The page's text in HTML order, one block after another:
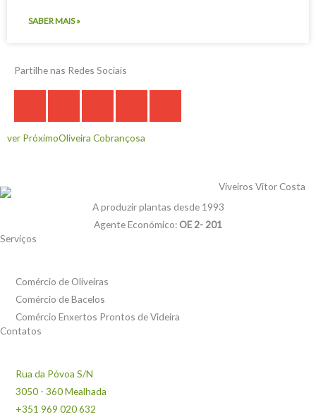
SABER MAIS »
Partilhe nas Redes Sociais
ver PróximoOliveira Cobrançosa
A produzir plantas desde 1993
Agente Económico:OE 2- 201
Serviços
Comércio de Oliveiras
Comércio de Bacelos
Comércio Enxertos Prontos de Videira
Contatos
Rua da Póvoa S/N
3050 - 360 Mealhada
+351 969 020 632